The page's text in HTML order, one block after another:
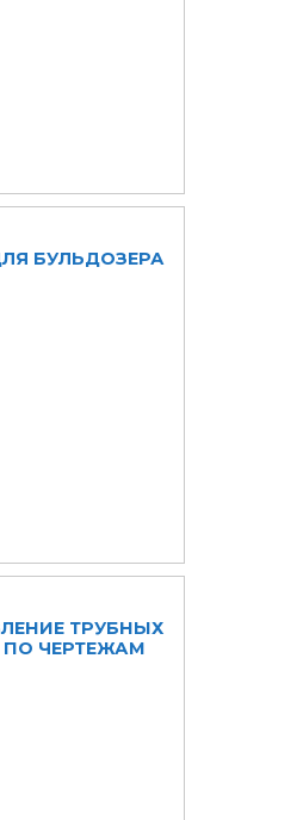
БУЛЬДОЗЕРА
ТРУБНЫХ
ЧЕРТЕЖАМ